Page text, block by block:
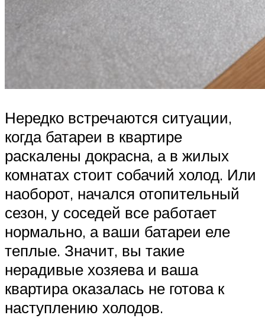
Нередко встречаются ситуации,
когда батареи в квартире
раскалены докрасна, а в жилых
комнатах стоит собачий холод. Или
наоборот, начался отопительный
сезон, у соседей все работает
нормально, а ваши батареи еле
теплые. Значит, вы такие
нерадивые хозяева и ваша
квартира оказалась не готова к
наступлению холодов.